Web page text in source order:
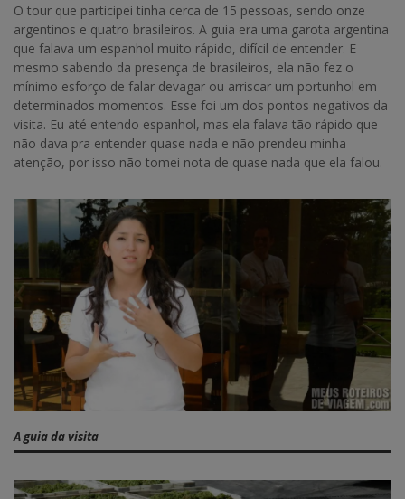
O tour que participei tinha cerca de 15 pessoas, sendo onze
argentinos e quatro brasileiros. A guia era uma garota argentina
que falava um espanhol muito rápido, difícil de entender. E
mesmo sabendo da presença de brasileiros, ela não fez o
mínimo esforço de falar devagar ou arriscar um portunhol em
determinados momentos. Esse foi um dos pontos negativos da
visita. Eu até entendo espanhol, mas ela falava tão rápido que
não dava pra entender quase nada e não prendeu minha
atenção, por isso não tomei nota de quase nada que ela falou.
A guia da visita